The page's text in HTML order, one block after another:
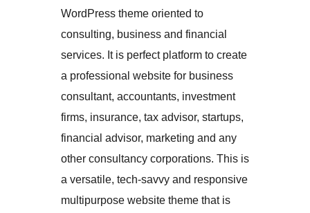
WordPress theme oriented to
consulting, business and financial
services. It is perfect platform to create
a professional website for business
consultant, accountants, investment
firms, insurance, tax advisor, startups,
financial advisor, marketing and any
other consultancy corporations. This is
a versatile, tech-savvy and responsive
multipurpose website theme that is